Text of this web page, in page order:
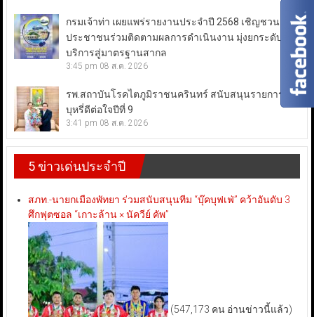
กรมเจ้าท่า เผยแพร่รายงานประจำปี 2568 เชิญชวน
ประชาชนร่วมติดตามผลการดำเนินงาน มุ่งยกระดับการ
บริการสู่มาตรฐานสากล
3:45 pm 08 ส.ค. 2026
รพ.สถาบันโรคไตภูมิราชนครินทร์ สนับสนุนรายการเลิก
บุหรี่ดีต่อใจปีที่ 9
3:41 pm 08 ส.ค. 2026
5 ข่าวเด่นประจำปี
สภท.-นายกเมืองพัทยา ร่วมสนับสนุนทีม “บุ๊คบุฟเฟ่” คว้าอันดับ 3
ศึกฟุตซอล “เกาะล้าน × นัควีย์ คัพ”
(547,173 คน อ่านข่าวนี้แล้ว)